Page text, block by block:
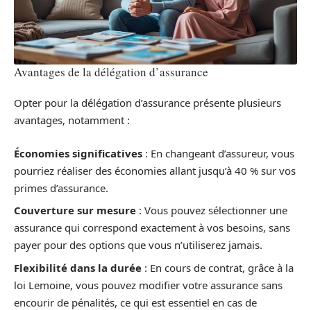
Avantages de la délégation d’assurance
Opter pour la délégation d’assurance présente plusieurs
avantages, notamment :
Économies significatives : En changeant d’assureur, vous
pourriez réaliser des économies allant jusqu’à 40 % sur vos
primes d’assurance.
Couverture sur mesure : Vous pouvez sélectionner une
assurance qui correspond exactement à vos besoins, sans
payer pour des options que vous n’utiliserez jamais.
Flexibilité dans la durée : En cours de contrat, grâce à la
loi Lemoine, vous pouvez modifier votre assurance sans
encourir de pénalités, ce qui est essentiel en cas de